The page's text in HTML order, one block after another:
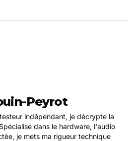
Peyrot
indépendant, je décrypte la
dans le hardware, l'audio
je mets ma rigueur technique